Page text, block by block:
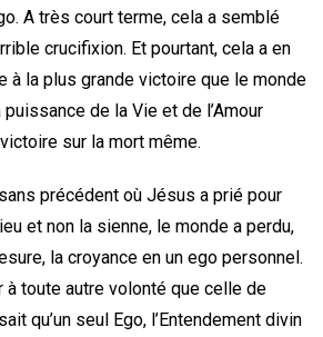
A très court terme, cela a semblé
crucifixion. Et pourtant, cela a en
à la plus grande victoire que le monde
de la Vie et de l’Amour
sur la mort même.
précédent où Jésus a prié pour
et non la sienne, le monde a perdu,
la croyance en un ego personnel.
à toute autre volonté que celle de
qu’un seul Ego, l’Entendement divin